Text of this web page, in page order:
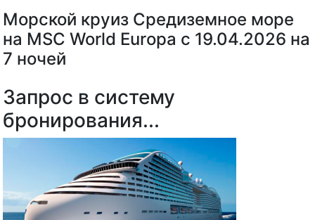
Морской круиз Средиземное море
на MSC World Europa с 19.04.2026 на
7 ночей
Запрос в систему
бронирования...